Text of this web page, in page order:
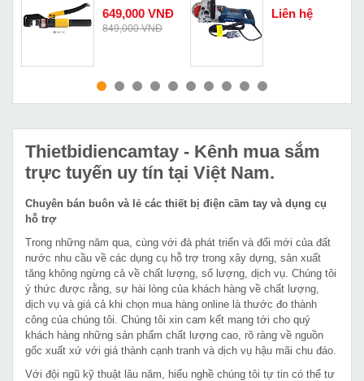
MUA NGAY
70
649,000 VNĐ
849,000 VNĐ
MUA NGAY
CaoWang ZR
Liên hệ
Thietbidiencamtay - Kênh mua sắm
trực tuyến uy tín tại Việt Nam.
Chuyên bán buôn và lẻ các thiết bị điện cầm tay và dụng cụ
hỗ trợ
Trong những năm qua, cùng với đà phát triển và đổi mới của đất
nước nhu cầu về các dụng cụ hỗ trợ trong xây dựng, sản xuất
tăng không ngừng cả về chất lượng, số lượng, dịch vụ. Chúng tôi
ý thức được rằng, sự hài lòng của khách hàng về chất lượng,
dịch vụ và giá cả khi chọn mua hàng online là thước đo thành
công của chúng tôi. Chúng tôi xin cam kết mang tới cho quý
khách hàng những sản phẩm chất lượng cao, rõ ràng về nguồn
gốc xuất xứ với giá thành cạnh tranh và dịch vụ hậu mãi chu đáo.
Với đội ngũ kỹ thuật lâu năm, hiểu nghề chúng tôi tự tin có thể tư